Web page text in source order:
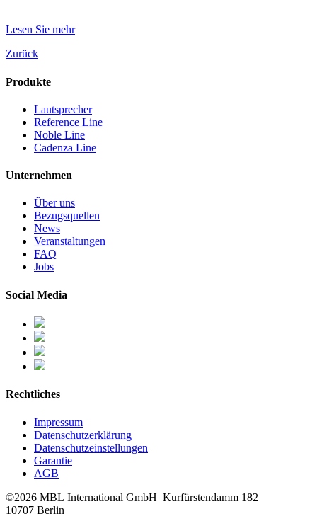
Lesen Sie mehr
Zurück
Produkte
Lautsprecher
Reference Line
Noble Line
Cadenza Line
Unternehmen
Über uns
Bezugsquellen
News
Veranstaltungen
FAQ
Jobs
Social Media
Rechtliches
Impressum
Datenschutzerklärung
Datenschutzeinstellungen
Garantie
AGB
©2026 MBL International GmbH Kurfürstendamm 182
10707 Berlin